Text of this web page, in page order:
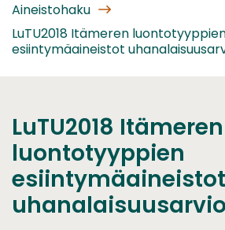
Aineistohaku
LuTU2018 Itämeren
esiintymäaineistot
LuTU2018 Itämeren
luontotyyppien
esiintymäaineistot